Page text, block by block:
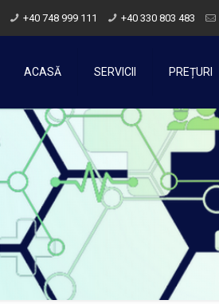
+40 748 999 111 +40 330 803 483
ACASĂ SERVICII PREȚURI